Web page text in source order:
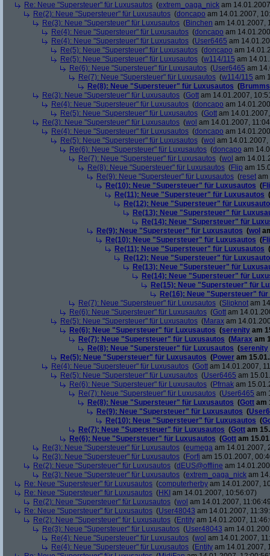
Re: Neue "Supersteuer" für Luxusautos (extrem_oaga_nick am
Re(2): Neue "Supersteuer" für Luxusautos (doncapo am 14.01.2007,
Re(3): Neue "Supersteuer" für Luxusautos (Binchen am 14.01.2007,
Re(4): Neue "Supersteuer" für Luxusautos (doncapo am
Re(4): Neue "Supersteuer" für Luxusautos (User6465 am
Re(5): Neue "Supersteuer" für Luxusautos (doncapo am
Re(5): Neue "Supersteuer" für Luxusautos (w114/115 am
Re(6): Neue "Supersteuer" für Luxusautos (User6465 am
Re(7): Neue "Supersteuer" für Luxusautos (w114/115 am
Re(8): Neue "Supersteuer" für Luxusautos (
Re(3): Neue "Supersteuer" für Luxusautos (Gott am 14.01.2007,
Re(4): Neue "Supersteuer" für Luxusautos (doncapo am
Re(5): Neue "Supersteuer" für Luxusautos (Gott am
Re(3): Neue "Supersteuer" für Luxusautos (wol am 14.01.2007,
Re(4): Neue "Supersteuer" für Luxusautos (doncapo am
Re(5): Neue "Supersteuer" für Luxusautos (wol am 14.01.2007,
Re(6): Neue "Supersteuer" für Luxusautos (doncapo am
Re(7): Neue "Supersteuer" für Luxusautos (wol am
Re(8): Neue "Supersteuer" für Luxusautos (Flip am
Re(9): Neue "Supersteuer" für Luxusautos (reset am
Re(10): Neue "Supersteuer" für Luxusautos (
Re(11): Neue "Supersteuer" für Luxusautos (
Re(12): Neue "Supersteuer" für
Re(13): Neue "Supersteuer" für
Re(14): Neue "Supersteuer" für
Re(9): Neue "Supersteuer" für Luxusautos (wol
Re(10): Neue "Supersteuer" für Luxusautos (
Re(11): Neue "Supersteuer" für Luxusautos (
Re(12): Neue "Supersteuer" für
Re(13): Neue "Supersteuer" für
Re(14): Neue "Supersteuer" für
Re(15): Neue "Supersteuer" für
Re(16): Neue "Supersteuer"
Re(7): Neue "Supersteuer" für Luxusautos (Slipknot am
Re(6): Neue "Supersteuer" für Luxusautos (Gott am
Re(5): Neue "Supersteuer" für Luxusautos (Marax am
Re(6): Neue "Supersteuer" für Luxusautos (serenity am
Re(7): Neue "Supersteuer" für Luxusautos (Marax am
Re(8): Neue "Supersteuer" für Luxusautos (serenity
Re(5): Neue "Supersteuer" für Luxusautos (Power am
Re(4): Neue "Supersteuer" für Luxusautos (Gott am 14.01.2007,
Re(5): Neue "Supersteuer" für Luxusautos (User6465 am
Re(6): Neue "Supersteuer" für Luxusautos (Pfrnak am
Re(7): Neue "Supersteuer" für Luxusautos (User6465 am
Re(8): Neue "Supersteuer" für Luxusautos (Gott am
Re(9): Neue "Supersteuer" für Luxusautos (
Re(10): Neue "Supersteuer" für Luxusautos (
Re(7): Neue "Supersteuer" für Luxusautos (Gott am
Re(6): Neue "Supersteuer" für Luxusautos (Gott am
Re(3): Neue "Supersteuer" für Luxusautos (eumega am 14.01.2007,
Re(3): Neue "Supersteuer" für Luxusautos (Forfi am 15.01.2007,
Re(2): Neue "Supersteuer" für Luxusautos (dEUS@offline am
Re(3): Neue "Supersteuer" für Luxusautos (extrem_oaga_nick am
Re: Neue "Supersteuer" für Luxusautos (computerherby am 14.01.2007,
Re: Neue "Supersteuer" für Luxusautos (HKI am 14.01.2007, 10:56:07)
Re(2): Neue "Supersteuer" für Luxusautos (wol am 14.01.2007,
Re: Neue "Supersteuer" für Luxusautos (User48043 am 14.01.2007,
Re(2): Neue "Supersteuer" für Luxusautos (Entity am 14.01.2007,
Re(3): Neue "Supersteuer" für Luxusautos (User48043 am
Re(4): Neue "Supersteuer" für Luxusautos (wol am 14.01.2007,
Re(4): Neue "Supersteuer" für Luxusautos (Entity am 14.01.2007,